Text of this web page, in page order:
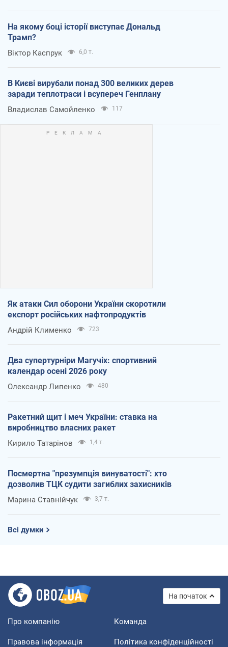
На якому боці історії виступає Дональд
Трамп?
Віктор Каспрук 6,0 т.
В Києві вирубали понад 300 великих дерев
заради теплотраси і всупереч Генплану
Владислав Самойленко 117
Як атаки Сил оборони України скоротили
експорт російських нафтопродуктів
Андрій Клименко 723
Два супертурніри Магучіх: спортивний
календар осені 2026 року
Олександр Липенко 480
Ракетний щит і меч України: ставка на
виробництво власних ракет
Кирило Татарінов 1,4 т.
Посмертна "презумпція винуватості": хто
дозволив ТЦК судити загиблих захисників
Марина Ставнійчук 3,7 т.
Всі думки
На початок
Про компанію Команда
Правова інформація Політика конфіденційності